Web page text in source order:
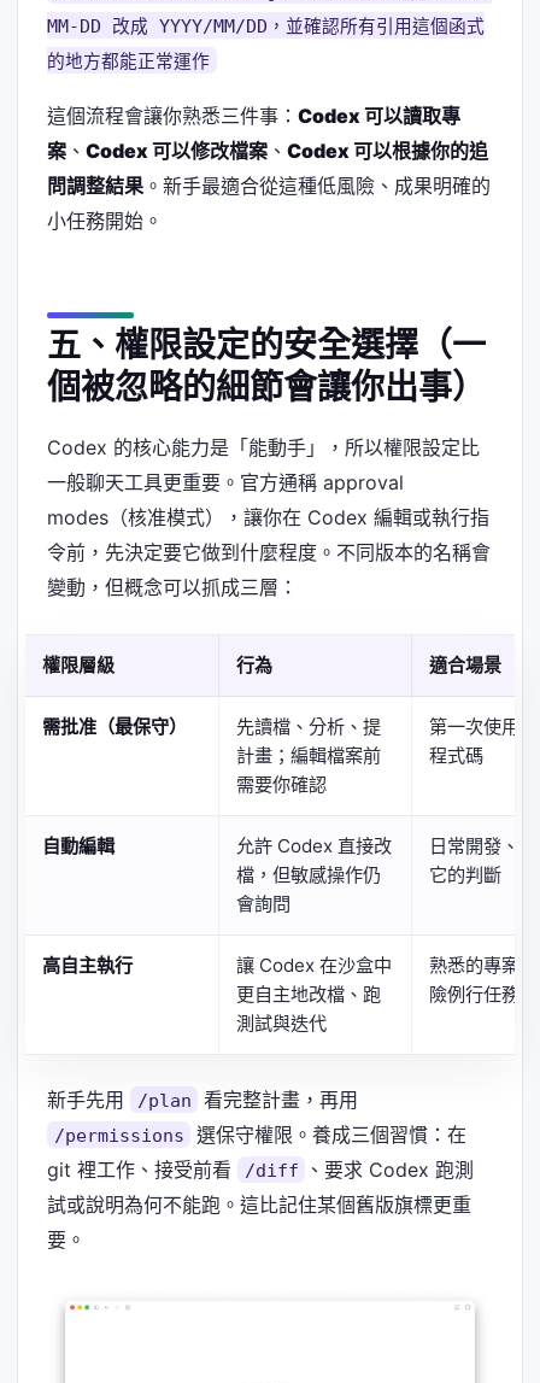
MM-DD 改成 YYYY/MM/DD，並確認所有引用這個函式
的地方都能正常運作
這個流程會讓你熟悉三件事： Codex 可以讀取專
案 、 Codex 可以修改檔案 、 Codex 可以根據你的追
問調整結果 。新手最適合從這種低風險、成果明確的
小任務開始。
五、權限設定的安全選擇（一
個被忽略的細節會讓你出事）
Codex 的核心能力是「能動手」，所以權限設定比
一般聊天工具更重要。官方通稱 approval
modes（核准模式），讓你在 Codex 編輯或執行指
令前，先決定要它做到什麼程度。不同版本的名稱會
變動，但概念可以抓成三層：
權限層級 行為 適合場景
需批准（最保守）
先讀檔、分析、提
計畫；編輯檔案前
需要你確認
第一次使用
程式碼
自動編輯
允許 Codex 直接改
檔，但敏感操作仍
會詢問
日常開發、
它的判斷
高自主執行
讓 Codex 在沙盒中
更自主地改檔、跑
測試與迭代
熟悉的專案
險例行任務
新手先用 /plan 看完整計畫，再用
/permissions
選保守權限。養成三個習慣：在
git 裡工作、接受前看
/diff
、要求 Codex 跑測
試或說明為何不能跑。這比記住某個舊版旗標更重
要。